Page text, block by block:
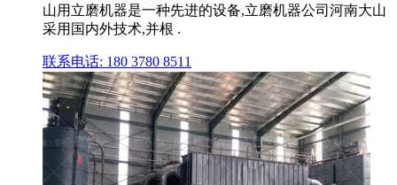
山用立磨机器是一种先进的设备,立磨机器公司河南大山
采用国内外技术,并根 .
联系电话: 180 3780 8511